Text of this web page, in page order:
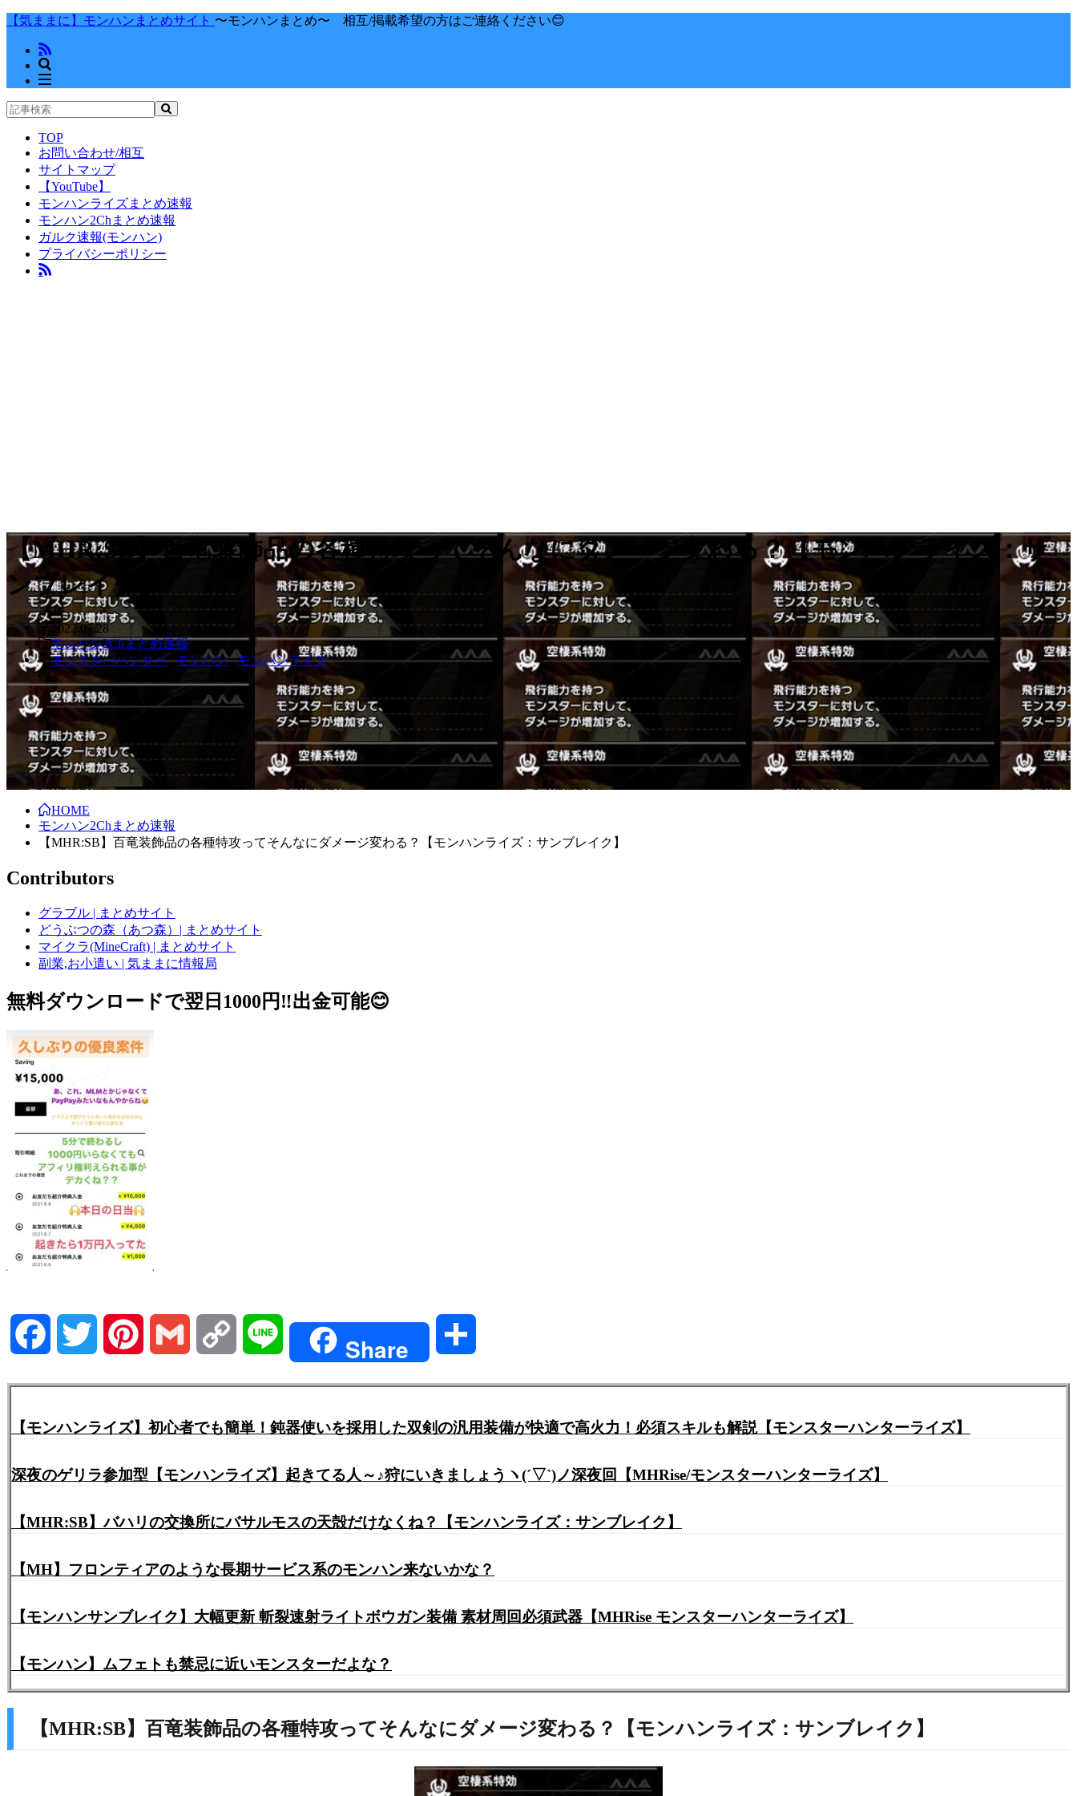
【気ままに】モンハンまとめサイト 〜モンハンまとめ〜 相互/掲載希望の方はご連絡ください😊
TOP
お問い合わせ/相互
サイトマップ
【YouTube】
モンハンライズまとめ速報
モンハン2Chまとめ速報
ガルク速報(モンハン)
プライバシーポリシー
【MHR:SB】百竜装飾品の各種特攻ってそんなにダメージ変わる？【モンハンライズ：サ
ンブレイク】
2022.07.28
モンハン2Chまとめ速報
モンスターハンター,モンハン,モンハンライズ
HOME
モンハン2Chまとめ速報
【MHR:SB】百竜装飾品の各種特攻ってそんなにダメージ変わる？【モンハンライズ：サンブレイク】
Contributors
グラブル | まとめサイト
どうぶつの森（あつ森）| まとめサイト
マイクラ(MineCraft) | まとめサイト
副業,お小遣い | 気ままに情報局
無料ダウンロードで翌日1000円‼️出金可能😊
Facebook Twitter Pinterest Gmail Copy Share
【モンハンライズ】初心者でも簡単！鈍器使いを採用した双剣の汎用装備が快適で高火力！必須スキルも解説【モンスターハンターライズ】
深夜のゲリラ参加型【モンハンライズ】起きてる人～♪狩にいきましょうヽ(´▽`)ノ深夜回【MHRise/モンスターハンターライズ】
【MHR:SB】バハリの交換所にバサルモスの天殻だけなくね？【モンハンライズ：サンブレイク】
【MH】フロンティアのような長期サービス系のモンハン来ないかな？
【モンハンサンブレイク】大幅更新 斬裂速射ライトボウガン装備 素材周回必須武器【MHRise モンスターハンターライズ】
【モンハン】ムフェトも禁忌に近いモンスターだよな？
【MHR:SB】百竜装飾品の各種特攻ってそんなにダメージ変わる？【モンハンライズ：サンブレイク】